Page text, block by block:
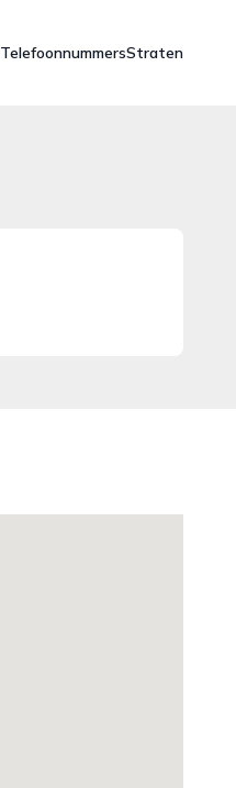
TelefoonnummersStraten